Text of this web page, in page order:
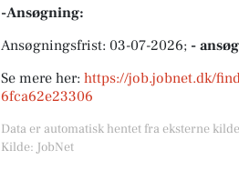
-Ansøgning:
Ansøgningsfrist: 03-07-2026; -
Se mere her: https://job.jobnet.dk/
6fca62e23306
Data er automatisk hentet fra eksterne
Kilde: JobNet